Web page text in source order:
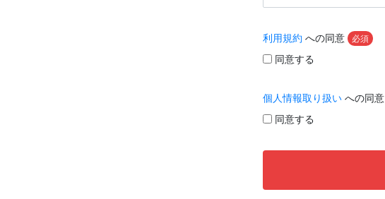
利用規約 への同意 必須
同意する
個人情報取り扱い への同意
同意する